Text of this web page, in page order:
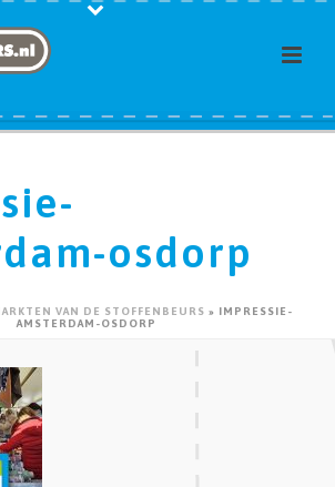
osdorp
VAN DE STOFFENBEURS » IMPRESSIE-
AMSTERDAM-OSDORP